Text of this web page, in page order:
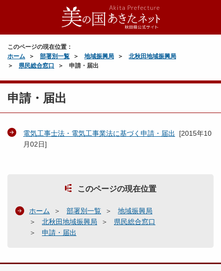
このページの現在位置：
ホーム
部署別一覧 地域振興局
北秋田地域振興局
県民総合窓口
申請・届出
申請・届出
電気工事士法・電気工事業法に基づく申請・届出 [2015年10
月02日]
このページの現在位置
ホーム 部署別一覧
地域振興局
北秋田地域振興局
県民総合窓口
申請・届出